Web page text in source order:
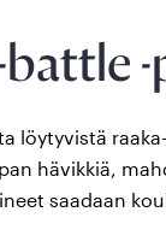
löytyvistä
hävikkiä,
saadaan